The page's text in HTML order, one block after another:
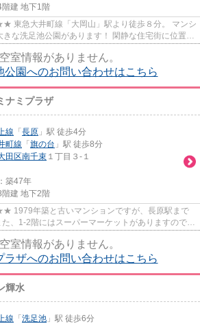
階建 地下1階
急大井町線「大岡山」駅より徒歩８分。 マンシ
きな洗足池公園があります！ 閑静な住宅街に位置。
室情報がありません。
公園へのお問い合わせはこちら
ナミプラザ
線 「 長原 」駅 徒歩4分
町線 「 旗の台 」駅 徒歩8分
田区南千束 １丁目３-１
築47年
階建 地下2階
年築と古いマンションですが、長原駅まで
、1-2階にはスーパーマーケットがありますのでお
室情報がありません。
ラザへのお問い合わせはこちら
輝水
線 「 洗足池 」駅 徒歩6分